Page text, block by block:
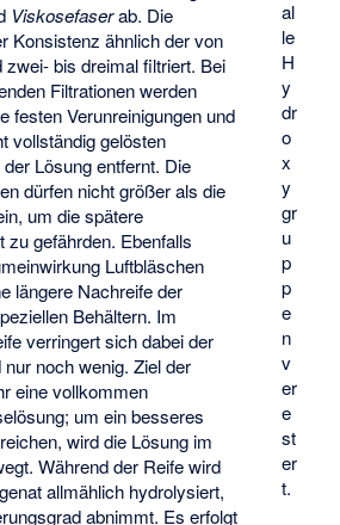
al
le
H
y
dr
o
x
y
gr
u
p
p
e
n
v
er
e
st
er
t.
Viskosefaserab. Die
Konsistenz ähnlich der von
bis dreimal filtriert. Bei
Filtrationen werden
festen Verunreinigungen und
vollständig gelösten
Lösung entfernt. Die
dürfen nicht größer als die
um die spätere
zu gefährden. Ebenfalls
Luftbläschen
längere Nachreife der
Behältern. Im
verringert sich dabei der
noch wenig. Ziel der
eine vollkommen
um ein besseres
wird die Lösung im
Während der Reife wird
allmählich hydrolysiert,
abnimmt. Es erfolgt